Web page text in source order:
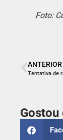
Foto:
ANTERIOR
Tentativa de